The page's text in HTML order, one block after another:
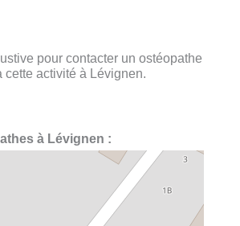
pour contacter un ostéopathe
cette activité à Lévignen.
à Lévignen :